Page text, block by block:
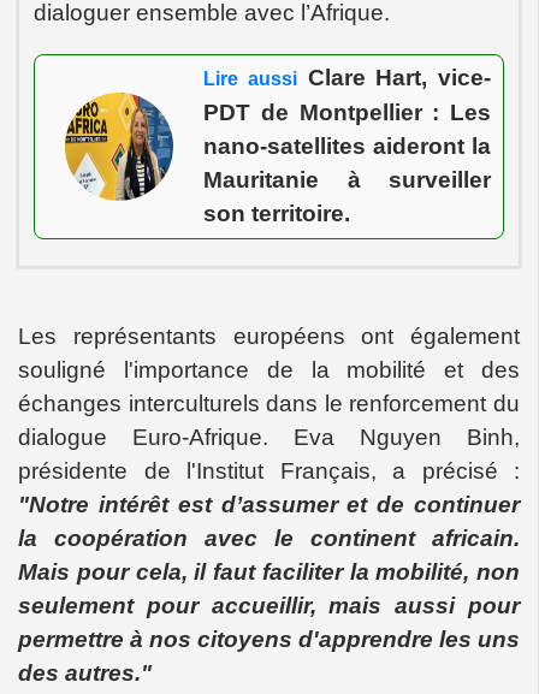
dialoguer ensemble avec l’Afrique.
Lire aussiClare Hart, vice-
PDT de Montpellier : Les
nano-satellites aideront la
Mauritanie à surveiller
son territoire.
Les représentants européens ont également
souligné l'importance de la mobilité et des
échanges interculturels dans le renforcement du
dialogue Euro-Afrique. Eva Nguyen Binh,
présidente de l'Institut Français, a précisé :
"Notre intérêt est d’assumer et de continuer
la coopération avec le continent africain.
Mais pour cela, il faut faciliter la mobilité, non
seulement pour accueillir, mais aussi pour
permettre à nos citoyens d'apprendre les uns
des autres."